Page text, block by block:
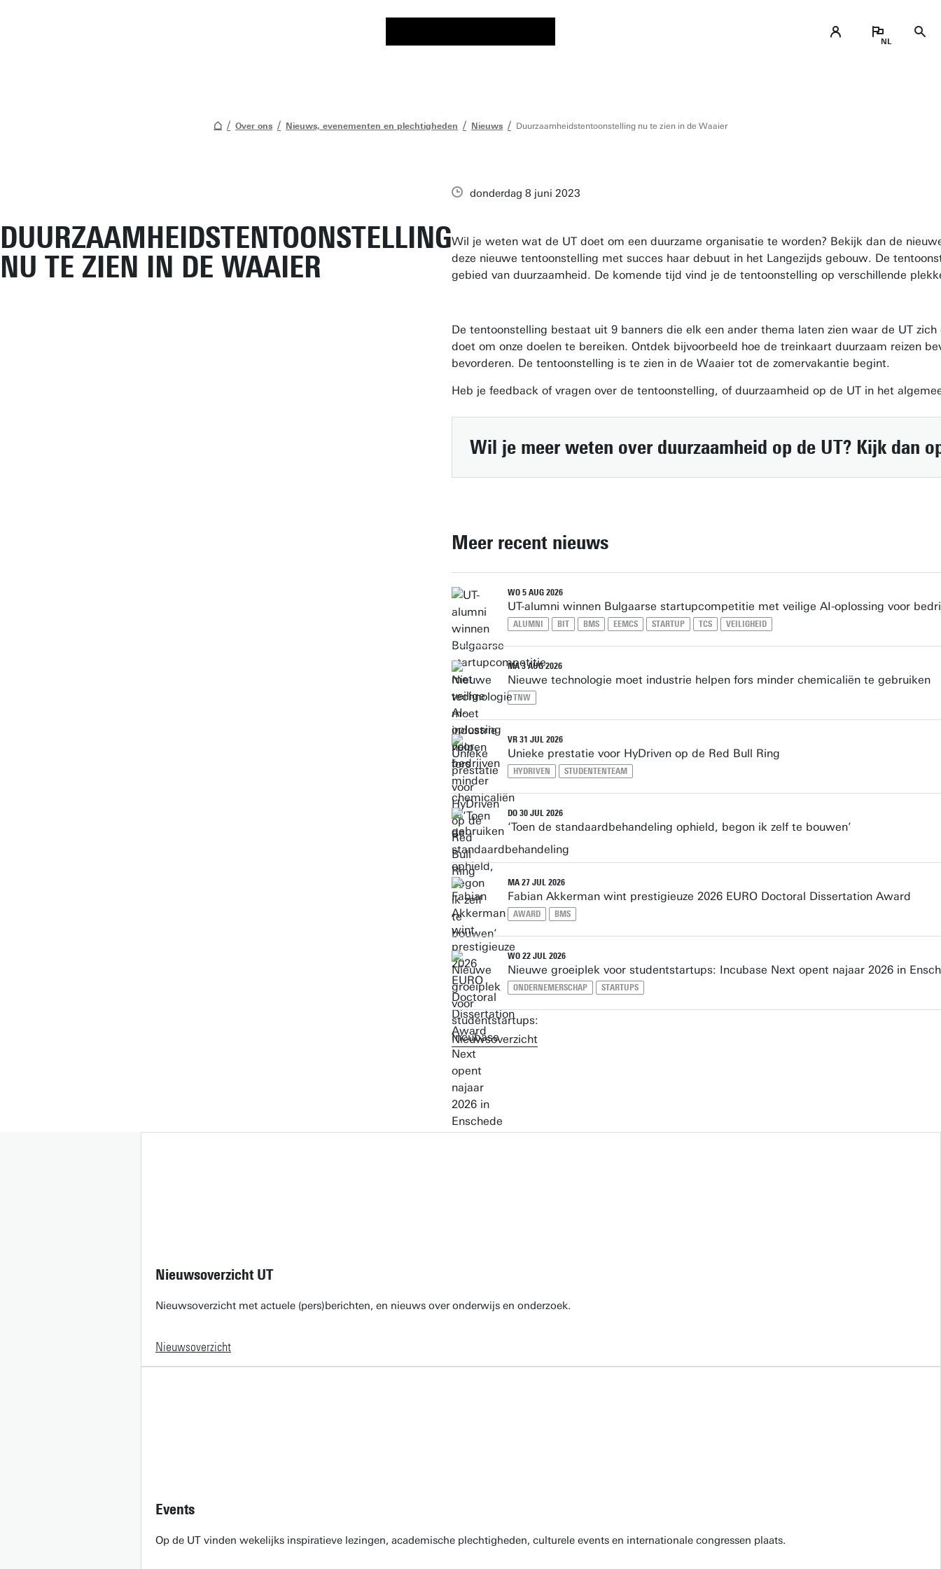
Over ons Nieuws, evenementen en plechtigheden Nieuws Duurzaamheidstentoonstelling nu te zien in de Waaier
DUURZAAMHEIDSTENTOONSTELLING
NU TE ZIEN IN DE WAAIER
donderdag 8 juni 2023
Wil je weten wat de UT doet om een duurzame organisatie te worden? Bekijk dan de
deze nieuwe tentoonstelling met succes haar debuut in het Langezijds gebouw. De
gebied van duurzaamheid. De komende tijd vind je de tentoonstelling op verschillende
De tentoonstelling bestaat uit 9 banners die elk een ander thema laten zien waar de UT
doet om onze doelen te bereiken. Ontdek bijvoorbeeld hoe de treinkaart duurzaam reizen
bevorderen. De tentoonstelling is te zien in de Waaier tot de zomervakantie begint.
Heb je feedback of vragen over de tentoonstelling, of duurzaamheid op de UT in het
Wil je meer weten over duurzaamheid op de UT? Kijk dan
Meer recent nieuws
WO 5 AUG 2026
UT-alumni winnen Bulgaarse startupcompetitie met veilige AI-oplossing voor
ALUMNI BIT BMS EEMCS STARTUP TCS VEILIGHEID
MA 3 AUG 2026
Nieuwe technologie moet industrie helpen fors minder chemicaliën te gebruiken
TNW
VR 31 JUL 2026
Unieke prestatie voor HyDriven op de Red Bull Ring
HYDRIVEN STUDENTENTEAM
DO 30 JUL 2026
‘Toen de standaardbehandeling ophield, begon ik zelf te bouwen’
MA 27 JUL 2026
Fabian Akkerman wint prestigieuze 2026 EURO Doctoral Dissertation Award
AWARD BMS
WO 22 JUL 2026
Nieuwe groeiplek voor studentstartups: Incubase Next opent najaar 2026 in
ONDERNEMERSCHAP STARTUPS
Nieuwsoverzicht
Nieuwsoverzicht UT
Nieuwsoverzicht met actuele (pers)berichten, en nieuws over onderwijs en onderzoek.
Nieuwsoverzicht
Events
Op de UT vinden wekelijks inspiratieve lezingen, academische plechtigheden, culturele events en internationale congressen plaats.